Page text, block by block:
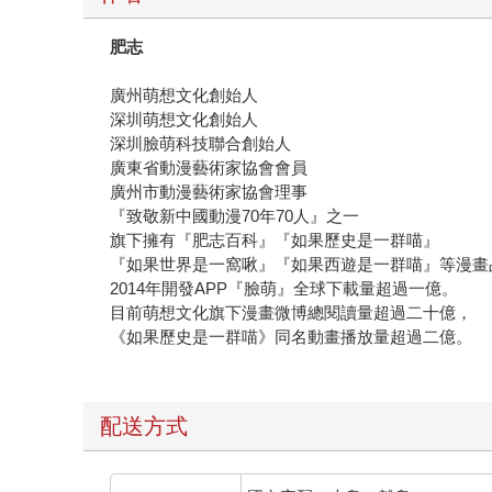
肥志
廣州萌想文化創始人
深圳萌想文化創始人
深圳臉萌科技聯合創始人
廣東省動漫藝術家協會會員
廣州市動漫藝術家協會理事
『致敬新中國動漫70年70人』之一
旗下擁有『肥志百科』『如果歷史是一群喵』
『如果世界是一窩啾』『如果西遊是一群喵』等漫
2014年開發APP『臉萌』全球下載量超過一億。
目前萌想文化旗下漫畫微博總閱讀量超過二十億，
《如果歷史是一群喵》同名動畫播放量超過二億。
配送方式